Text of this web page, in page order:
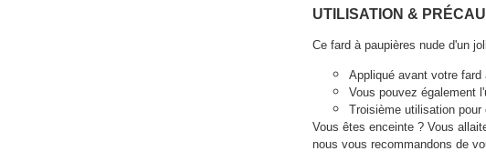
UTILISATION &
Ce fard à paupières nude d'un
Appliqué avant votre fard
Vous pouvez également
Troisième utilisation
Vous êtes enceinte ? Vous
nous vous recommandons de